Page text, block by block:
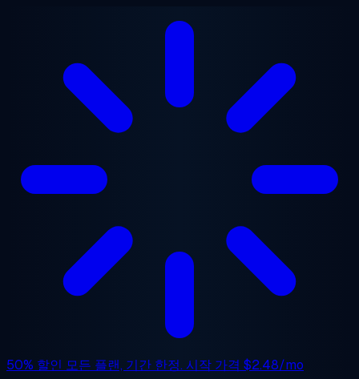
50% 할인 모든 플랜, 기간 한정. 시작 가격 $2.48/mo